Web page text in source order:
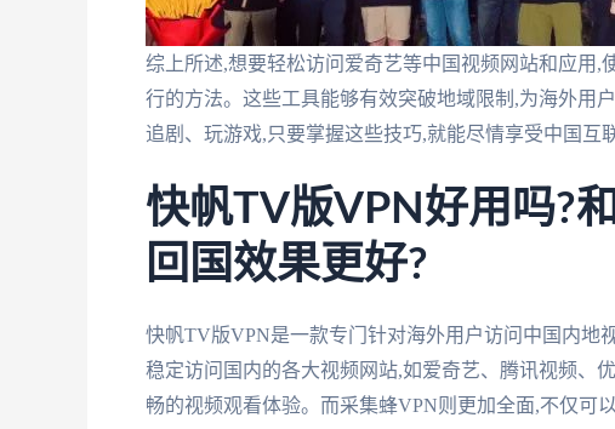
综上所述,想要轻松访问爱奇艺等中国视频网站和应用
行的方法。这些工具能够有效突破地域限制,为海外用
追剧、玩游戏,只要掌握这些技巧,就能尽情享受中国互
快帆TV版VPN好用吗?
回国效果更好?
快帆TV版VPN是一款专门针对海外用户访问中国内地
稳定访问国内的各大视频网站,如爱奇艺、腾讯视频、
畅的视频观看体验。而采集蜂VPN则更加全面,不仅可